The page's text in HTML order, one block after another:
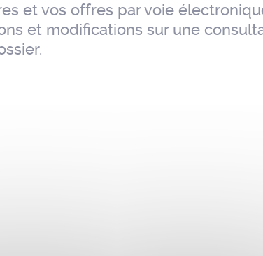
et vos offres par voie
et modifications sur une